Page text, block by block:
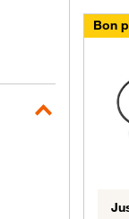
Bon